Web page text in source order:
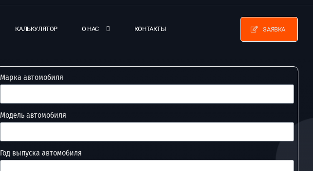
КАЛЬКУЛЯТОР О НАС КОНТАКТЫ ЗАЯВКА
Марка автомобиля
Модель автомобиля
Год выпуска автомобиля